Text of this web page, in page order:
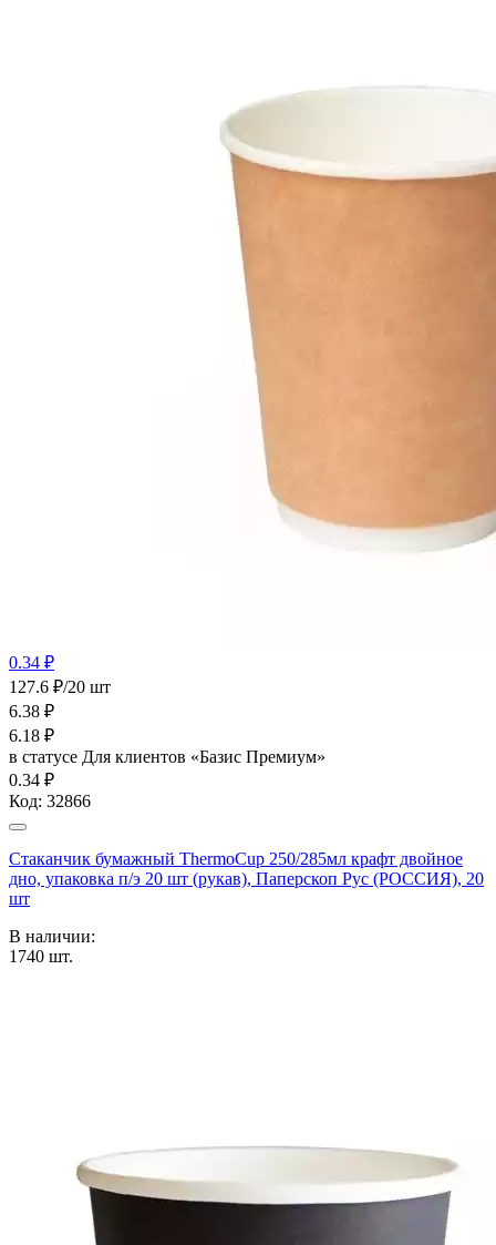
0.34 ₽
127.6 ₽/20 шт
6.38 ₽
6.18 ₽
в статусе Для клиентов «Базис Премиум»
0.34 ₽
Код: 32866
Стаканчик бумажный ThermoCup 250/285мл крафт двойное
дно, упаковка п/э 20 шт (рукав), Паперскоп Рус (РОССИЯ), 20
шт
В наличии:
1740 шт.